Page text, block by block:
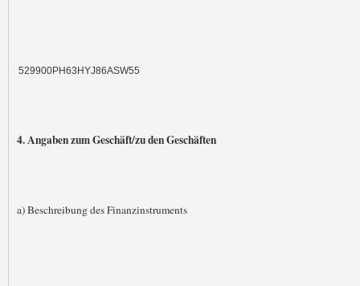
529900PH63HYJ86ASW55
4. Angaben zum Geschäft/zu den Geschäften
a) Beschreibung des Finanzinstruments